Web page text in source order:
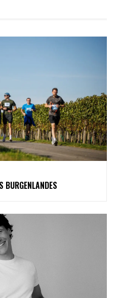
BURGENLANDES